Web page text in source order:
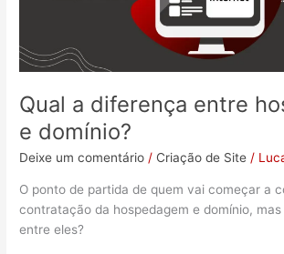
Qual a diferença entre
e domínio?
Deixe um comentário / Criação de Site /
O ponto de partida de quem vai começar a
contratação da hospedagem e domínio,
entre eles?